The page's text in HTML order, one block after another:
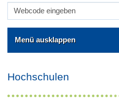
Menü ausklappen
Hochschulen